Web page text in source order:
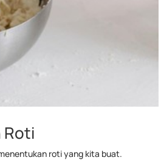
Roti
roti yang kita buat.